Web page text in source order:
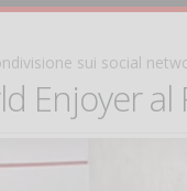
sui social
Enjoyer